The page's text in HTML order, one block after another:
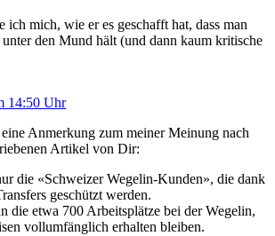
ich mich, wie er es geschafft hat, dass man
den Mund hält (und dann kaum kritische
14:50 Uhr
Anmerkung zum meiner Meinung nach
Artikel von Dir:
die «Schweizer Wegelin-Kunden», die dank
geschützt werden.
die etwa 700 Arbeitsplätze bei der Wegelin,
vollumfänglich erhalten bleiben.